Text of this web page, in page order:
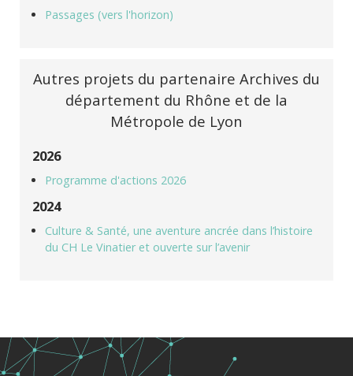
Passages (vers l'horizon)
Autres projets du partenaire Archives du
département du Rhône et de la
Métropole de Lyon
2026
Programme d'actions 2026
2024
Culture & Santé, une aventure ancrée dans l’histoire
du CH Le Vinatier et ouverte sur l’avenir